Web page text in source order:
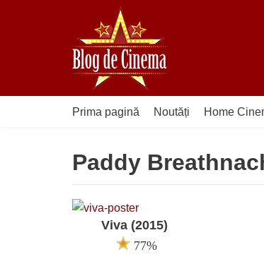
Prima pagină Noutăți Home
Paddy
Viva (2015)
77%